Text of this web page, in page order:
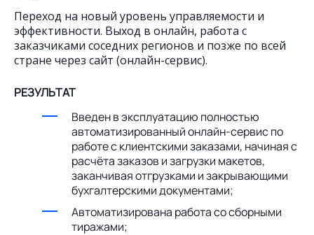
Переход на новый уровень управляемости и
эффективности. Выход в онлайн, работа с
заказчиками соседних регионов и позже по всей
стране через сайт (онлайн-сервис).
РЕЗУЛЬТАТ
Введен в эксплуатацию полностью
автоматизированный онлайн-сервис по
работе с клиентскими заказами, начиная с
расчёта заказов и загрузки макетов,
заканчивая отгрузками и закрывающими
бухгалтерскими документами;
Автоматизирована работа со сборными
тиражами;